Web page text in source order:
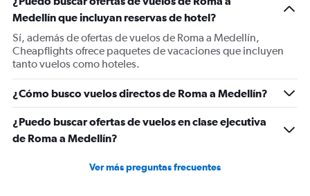
Y
axis
displaying
values.
Range:
0
1800.
Medellín que incluyan reservas de hotel?
Sí, además de ofertas de vuelos de Roma a Medellín,
Cheapflights ofrece paquetes de vacaciones que incluyen
tanto vuelos como hoteles.
¿Cómo busco vuelos directos de Roma a Medellín?
¿Puedo buscar ofertas de vuelos en clase ejecutiva
de Roma a Medellín?
Ver más preguntas frecuentes